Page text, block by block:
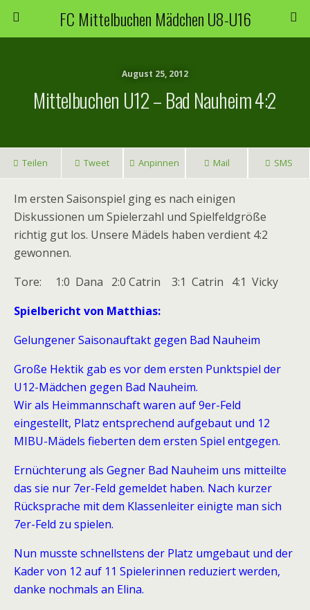
FC Mittelbuchen Mädchen U8-U16
August 25, 2012
Mittelbuchen U12 – Bad Nauheim 4:2
Teilen Tweet Anpinnen Mail SMS
Im ersten Saisonspiel ging es nach einigen
Diskussionen um Spielerzahl und Spielfeldgröße
richtig gut los. Unsere Mädels haben verdient 4:2
gewonnen.
Tore: 1:0 Dana 2:0 Catrin 3:1 Catrin 4:1 Vicky
Spielbericht von Matthias:
Gelungener Saisonauftakt gegen Bad Nauheim
Große Hektik gab es vor dem ersten Punktspiel der
U12-Mädchen gegen Bad Nauheim.
Wir als Heimmannschaft waren auf 9er-Feld
eingestellt, Platz entsprechend aufgebaut und 12
MIBU-Mädels fieberten dem ersten Spiel entgegen.
Ernüchterung als Gegner Bad Nauheim uns mitteilte
das sie nur 7er-Feld gemeldet haben. Nach kurzer
Rücksprache mit dem Klassenleiter einigte man sich
7er-Feld zu spielen.
Nun musste schnellstens der Platz umgebaut und der
Kader von 12 auf 11 Spielerinnen reduziert werden,
danke nochmals an Elina.